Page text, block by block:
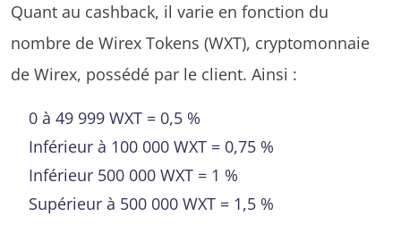
Quant au cashback, il varie en fonction du
nombre de Wirex Tokens (WXT), cryptomonnaie
de Wirex, possédé par le client. Ainsi :
0 à 49 999 WXT = 0,5 %
Inférieur à 100 000 WXT = 0,75 %
Inférieur 500 000 WXT = 1 %
Supérieur à 500 000 WXT = 1,5 %